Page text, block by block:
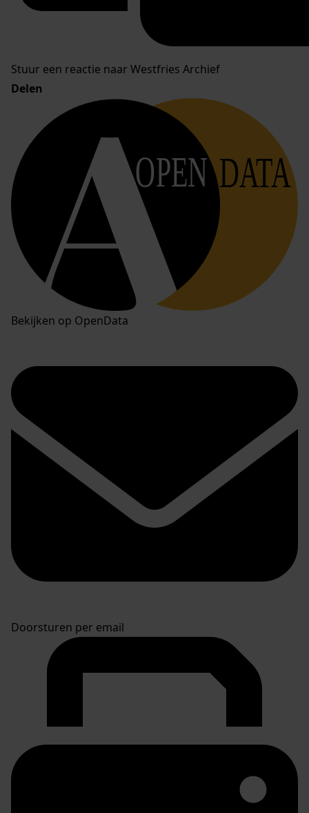
Stuur een reactie naar Westfries Archief
Delen
OPEN DATA
Bekijken op OpenData
Doorsturen per email